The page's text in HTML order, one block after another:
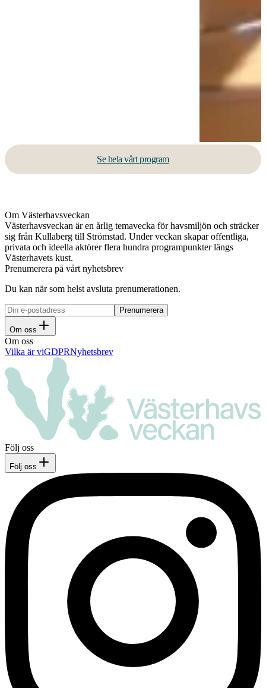
Se hela vårt program
Om Västerhavsveckan
Västerhavsveckan är en årlig temavecka för havsmiljön och sträcker
sig från Kullaberg till Strömstad. Under veckan skapar offentliga,
privata och ideella aktörer flera hundra programpunkter längs
Västerhavets kust.
Prenumerera på vårt nyhetsbrev
Du kan när som helst avsluta prenumerationen.
Om oss
Om oss
Vilka är viGDPRNyhetsbrev
Följ oss
Följ oss